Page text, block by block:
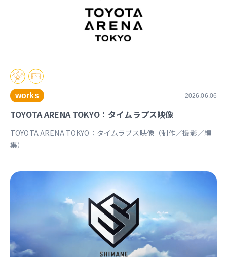
works 2026.06.06
TOYOTA ARENA TOKYO：タイムラプス映像
TOYOTA ARENA TOKYO：タイムラプス映像（制作／撮影／編
集）